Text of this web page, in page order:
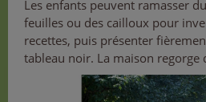
Les enfants peuvent ramasser
feuilles ou des cailloux pour
recettes, puis présenter
tableau noir. La maison regorge